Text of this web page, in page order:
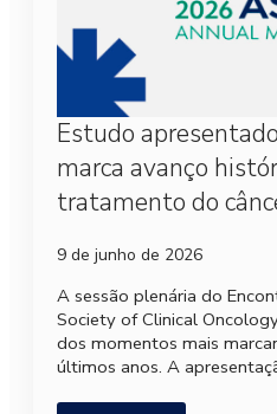
Estudo
marca avanço
tratamento do
9 de junho de 2026
A sessão plenária do
Society of Clinical
dos momentos mais
últimos anos. A